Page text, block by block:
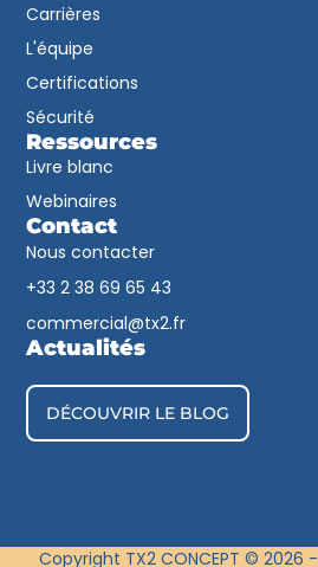
Carrières
L'équipe
Certifications
Sécurité
Ressources
Livre blanc
Webinaires
Contact
Nous contacter
+33 2 38 69 65 43​
commercial@tx2.fr
Actualités
DÉCOUVRIR LE BLOG
Copyright TX2 CONCEPT © 2026 -